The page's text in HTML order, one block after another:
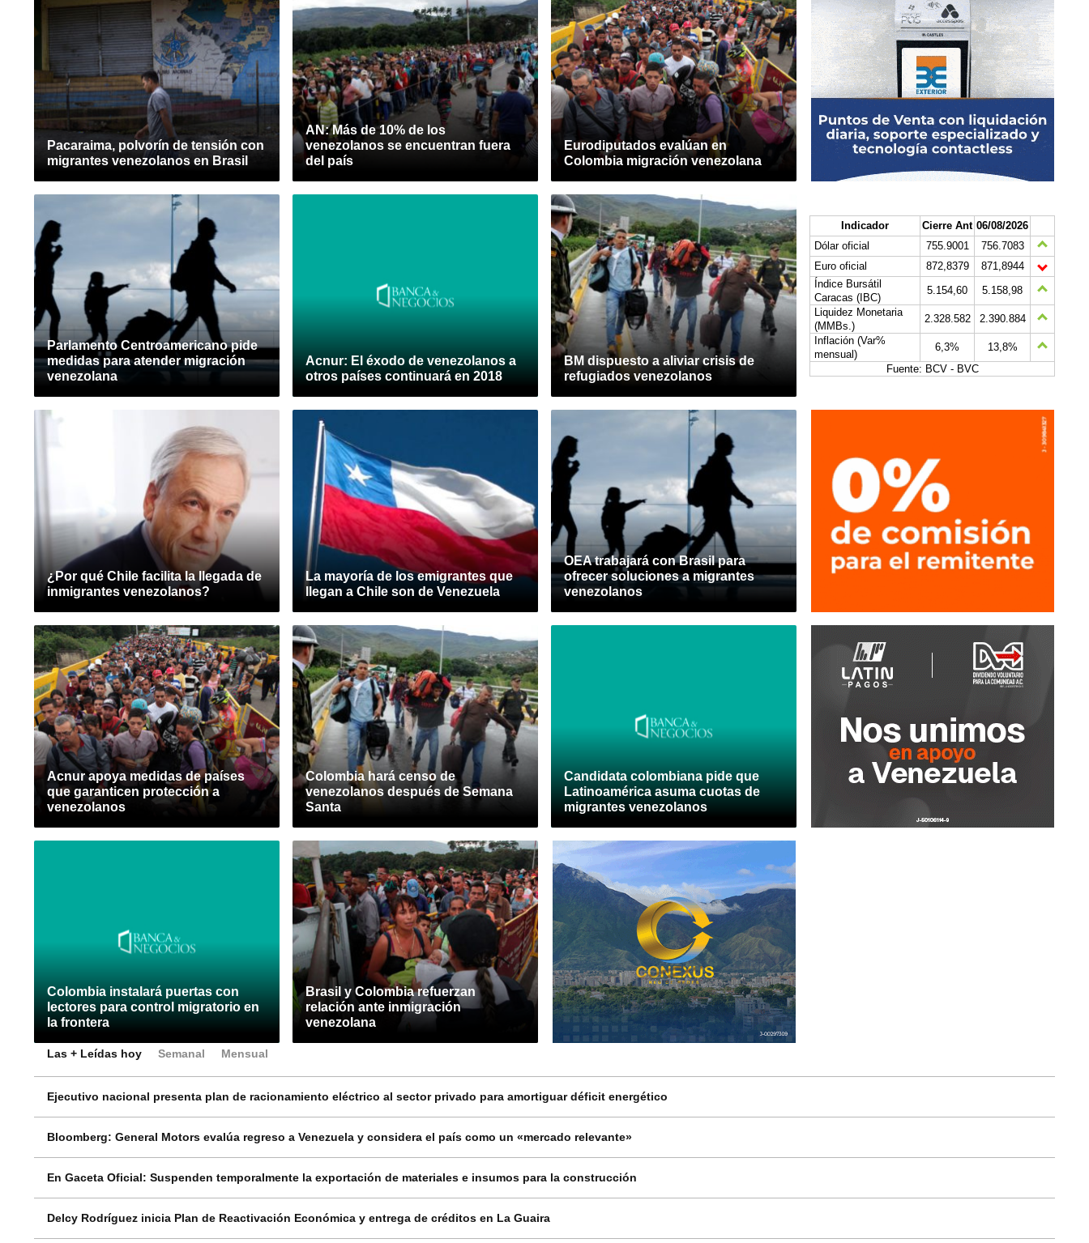
Pacaraima, polvorín de tensión con
migrantes venezolanos en Brasil
AN: Más de 10% de los
venezolanos se encuentran fuera
del país
Eurodiputados evalúan en
Colombia migración venezolana
Parlamento Centroamericano pide
medidas para atender migración
venezolana
Acnur: El éxodo de venezolanos a
otros países continuará en 2018
BM dispuesto a aliviar crisis de
refugiados venezolanos
¿Por qué Chile facilita la llegada de
inmigrantes venezolanos?
La mayoría de los emigrantes que
llegan a Chile son de Venezuela
OEA trabajará con Brasil para
ofrecer soluciones a migrantes
venezolanos
Acnur apoya medidas de países
que garanticen protección a
venezolanos
Colombia hará censo de
venezolanos después de Semana
Santa
Candidata colombiana pide que
Latinoamérica asuma cuotas de
migrantes venezolanos
Colombia instalará puertas con
lectores para control migratorio en
la frontera
Brasil y Colombia refuerzan
relación ante inmigración
venezolana
Indicador Cierre Ant 06/08/2026
Dólar oficial
755.9001
756.7083
Euro oficial
872,8379
871,8944
Índice Bursátil
Caracas (IBC)
5.154,60
5.158,98
Liquidez Monetaria
(MMBs.)
2.328.582
2.390.884
Inflación (Var%
mensual)
6,3%
13,8%
Fuente: BCV - BVC
Las + Leídas hoy Semanal Mensual
Ejecutivo nacional presenta plan de racionamiento eléctrico al sector privado para amortiguar déficit energético
Bloomberg: General Motors evalúa regreso a Venezuela y considera el país como un «mercado relevante»
En Gaceta Oficial: Suspenden temporalmente la exportación de materiales e insumos para la construcción
Delcy Rodríguez inicia Plan de Reactivación Económica y entrega de créditos en La Guaira